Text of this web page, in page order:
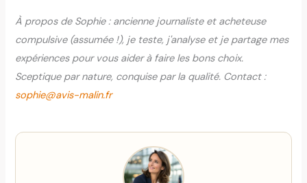
À propos de Sophie : ancienne journaliste et acheteuse
compulsive (assumée !), je teste, j'analyse et je partage mes
expériences pour vous aider à faire les bons choix.
Sceptique par nature, conquise par la qualité. Contact :
sophie@avis-malin.fr